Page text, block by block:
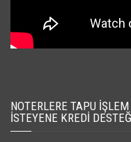
NOTERLERE TAPU
İSTEYENE KREDI